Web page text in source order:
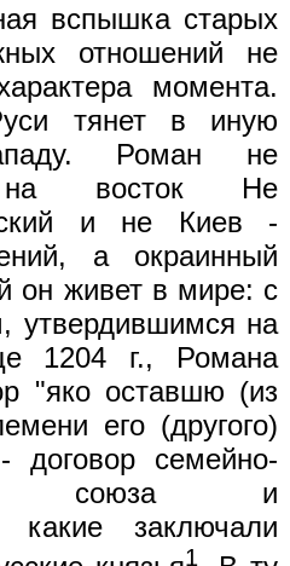
вспышка старых
отношений не
момента.
тянет в иную
Роман не
на восток Не
и не Киев -
а окраинный
он живет в мире: с
утвердившимся на
1204 г., Романа
"яко оставшю (из
его (другого)
семейно-
союза и
какие заключали
1